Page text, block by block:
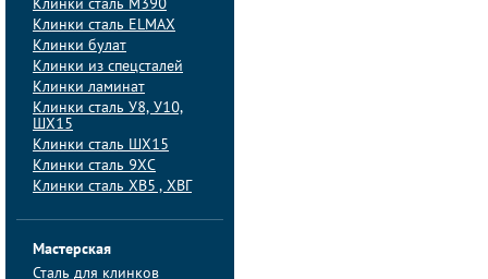
Клинки сталь M390
Клинки сталь ELMAX
Клинки булат
Клинки из спецсталей
Клинки ламинат
Клинки сталь У8, У10,
ШХ15
Клинки сталь ШХ15
Клинки сталь 9ХС
Клинки сталь ХВ5 , ХВГ
Мастерская
Сталь для клинков